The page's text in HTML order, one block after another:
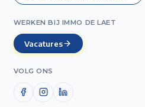
WERKEN BIJ IMMO DE LAET
Vacatures
VOLG ONS